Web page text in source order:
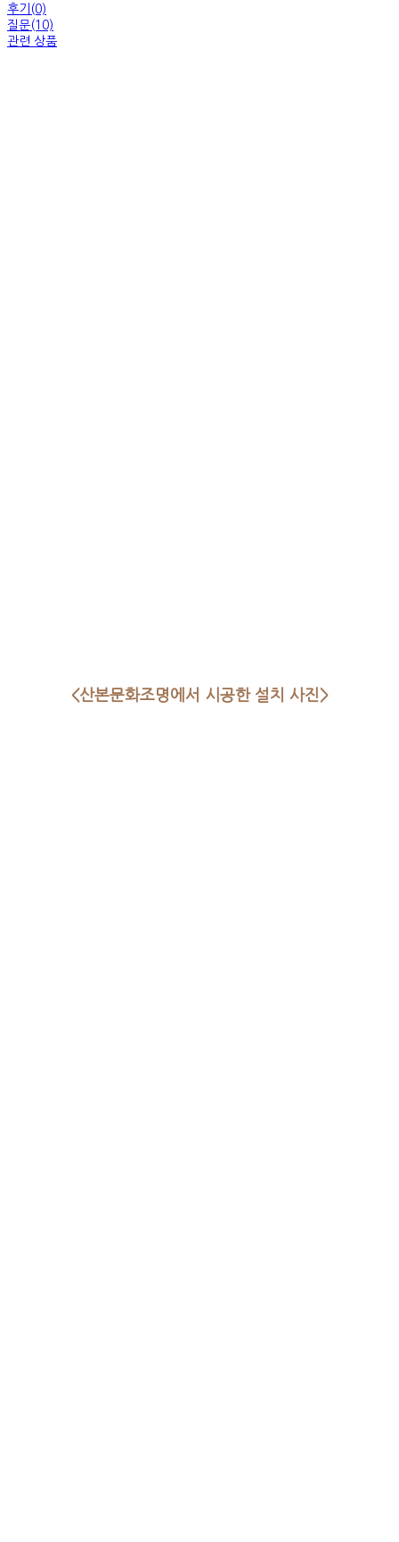
후기(0)
질문(10)
관련 상품
<산본문화조명에서 시공한 설치 사진>